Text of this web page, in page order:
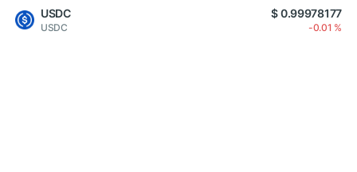
USDC
USDC
$ 0.99978177
-0.01 %